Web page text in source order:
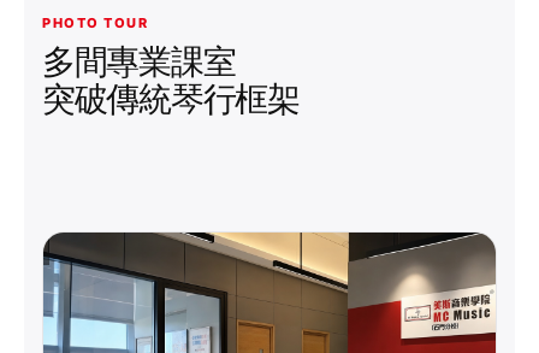
PHOTO TOUR
多間專業課室
突破傳統琴行框架